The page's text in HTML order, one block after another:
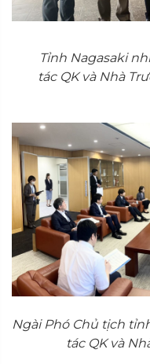
Tỉnh Nagasaki
tác QK và Nhà
Ngài Phó Chủ tịch
tác QK và